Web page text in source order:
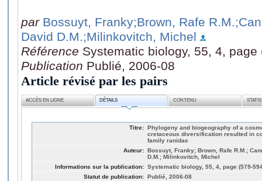
par Bossuyt, Franky;Brown, Rafe R.M.
David D.M.;Milinkovitch, Michel
Référence Systematic biology, 55, 4, page
Publication Publié, 2006-08
Article révisé par les pairs
ACCÈS EN LIGNE DÉTAILS CONTENU
Titre: Phylogeny and biogeography of a
cretaceous diversification resulted in
family ranidae
Auteur: Bossuyt, Franky; Brown, Rafe R.M.;
D.M.; Milinkovitch, Michel
Informations sur la publication: Systematic biology, 55, 4, page (579-
Statut de publication: Publié, 2006-08